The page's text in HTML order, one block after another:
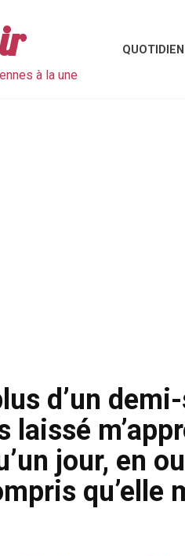
à la une
QUOTIDIEN
d’un
laissé
jour, en
qu’elle